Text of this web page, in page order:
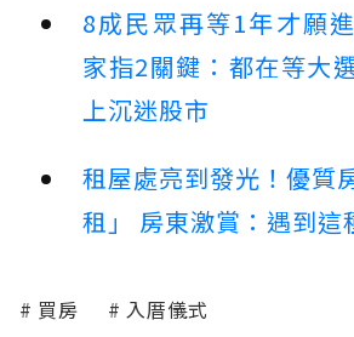
8成民眾再等1年才願
家指2關鍵：都在等大
上沉迷股市
租屋處亮到發光！優質
租」 房東激賞：遇到這
買房 入厝儀式